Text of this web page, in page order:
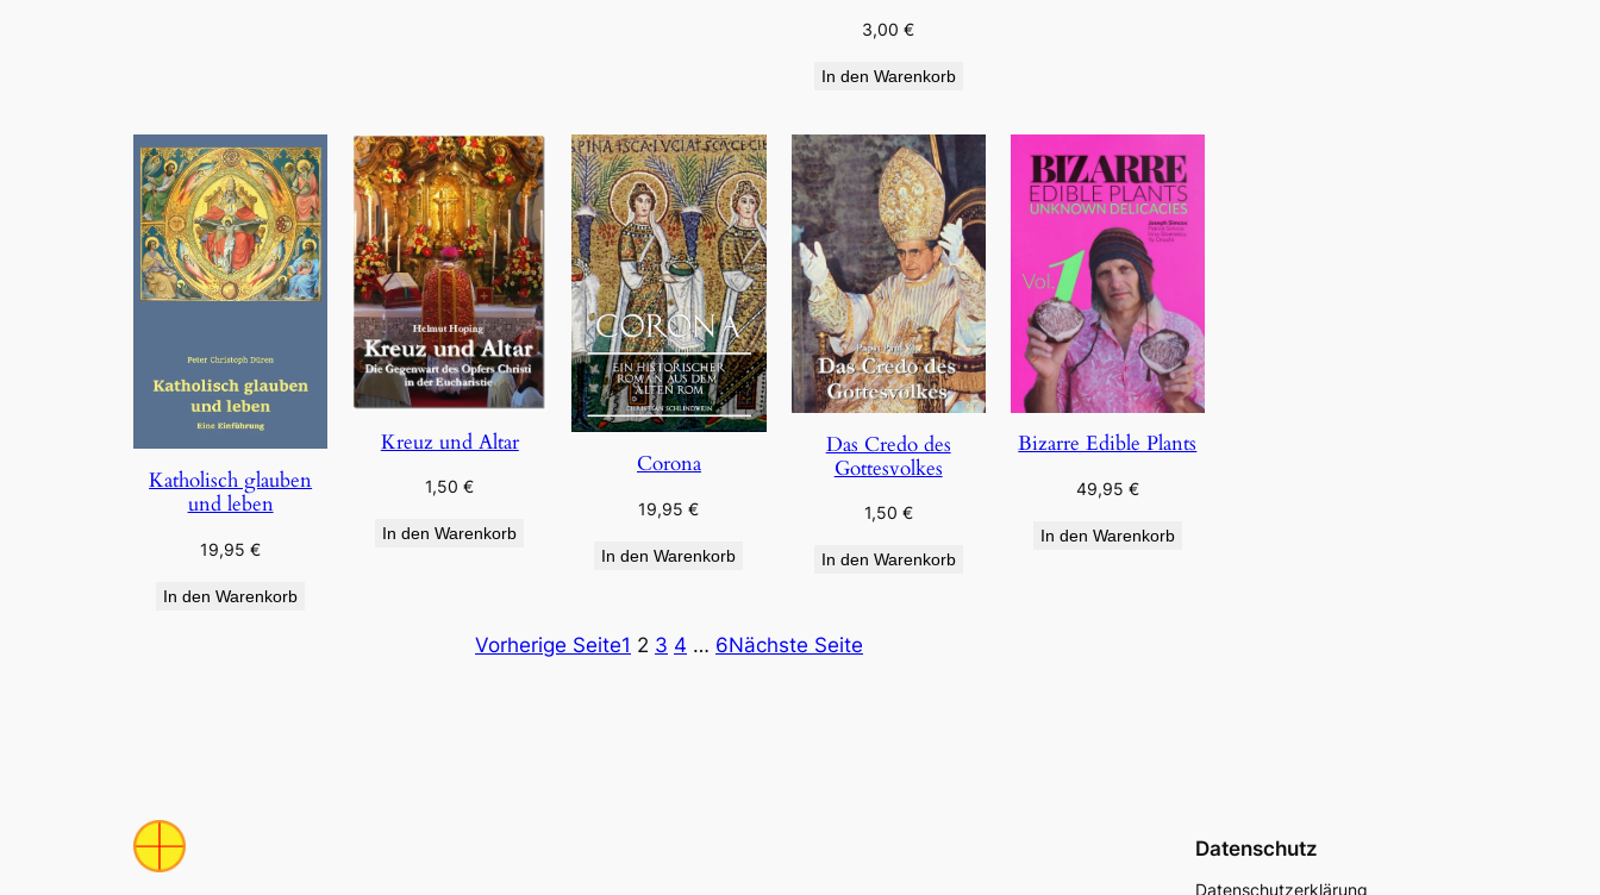
3,00€
In den Warenkorb
Katholisch glauben
und leben
19,95€
In den Warenkorb
Kreuz und Altar
1,50€
In den Warenkorb
Corona
19,95€
In den Warenkorb
Das Credo des
Gottesvolkes
1,50 €
In den Warenkorb
Bizarre Edible Plants
49,95 €
In den Warenkorb
Vorherige Seite1 2 3 4 … 6Nächste Seite
Datenschutz
Datenschutzerklärung